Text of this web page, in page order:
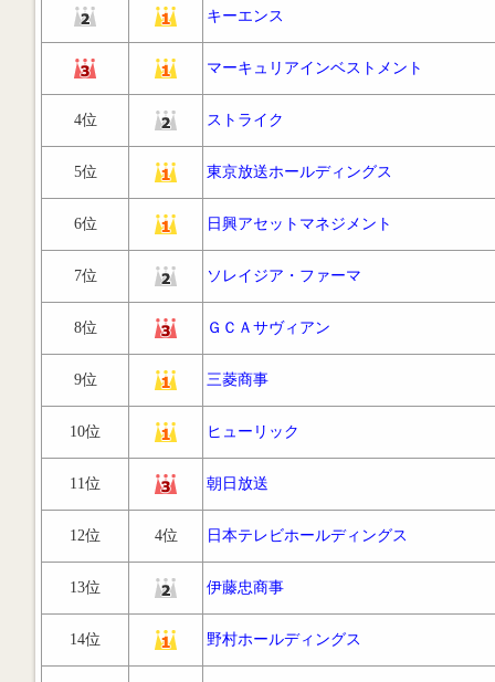
キーエンス
マーキュリアインベストメント
4位 ストライク
5位 東京放送ホールディングス
6位 日興アセットマネジメント
7位 ソレイジア・ファーマ
8位 ＧＣＡサヴィアン
9位 三菱商事
10位 ヒューリック
11位 朝日放送
12位 4位 日本テレビホールディングス
13位 伊藤忠商事
14位 野村ホールディングス